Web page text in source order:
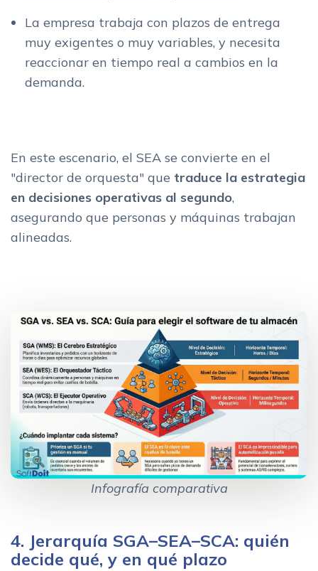
La empresa trabaja con plazos de entrega
muy exigentes o muy variables, y necesita
reaccionar en tiempo real a cambios en la
demanda.
En este escenario, el SEA se convierte en el
"director de orquesta" que traduce la estrategia
en decisiones operativas al segundo,
asegurando que personas y máquinas trabajan
alineadas.
Infografía comparativa
4. Jerarquía SGA–SEA–SCA: quién
decide qué, y en qué plazo